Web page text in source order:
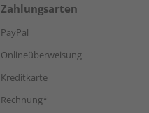
Zahlungsarten
PayPal
Onlineüberweisung
Kreditkarte
Rechnung*